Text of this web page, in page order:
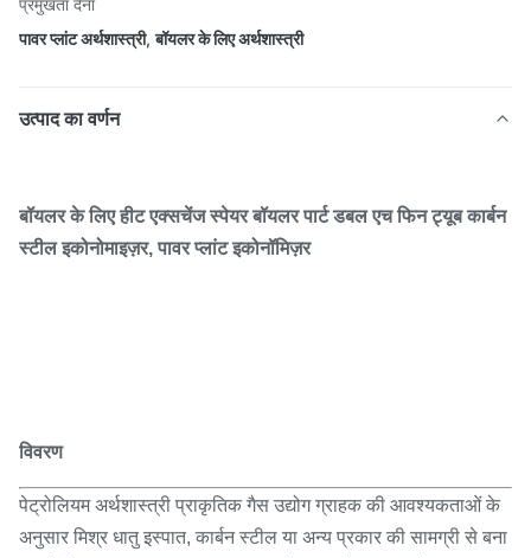
प्रमुखता देना
पावर प्लांट अर्थशास्त्री,बॉयलर के लिए अर्थशास्त्री
उत्पाद का वर्णन
बॉयलर के लिए हीट एक्सचेंज स्पेयर बॉयलर पार्ट डबल एच फिन ट्यूब कार्बन
स्टील इकोनोमाइज़र, पावर प्लांट इकोनॉमिज़र
विवरण
पेट्रोलियम अर्थशास्त्री प्राकृतिक गैस उद्योग ग्राहक की आवश्यकताओं के
अनुसार मिश्र धातु इस्पात, कार्बन स्टील या अन्य प्रकार की सामग्री से बना